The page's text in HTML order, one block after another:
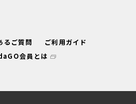
るご質問
ご利用ガイド
会員とは